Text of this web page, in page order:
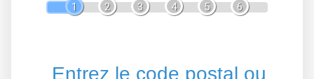
1 2 3 4 5 6
Entrez le code postal ou